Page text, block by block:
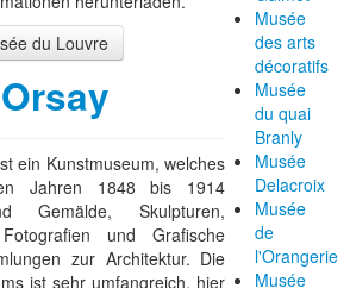
du Louvre
ein Kunstmuseum, welches
Jahren 1848 bis 1914
Gemälde, Skulpturen,
Fotografien und Grafische
zur Architektur. Die
ist sehr umfangreich, hier
Musée
des arts
décoratifs
Musée
du quai
Branly
Musée
Delacroix
Musée
de
l'Orangerie
Musée